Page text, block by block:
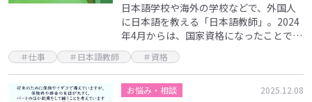
日本語学校や海外の学校などで、外国人
に日本語を教える「日本語教師」。2024
年4月からは、国家資格になったことでも
知られています。特に国内では、年齢に
関わらず需要があると言われる日本語教
師ですが、現役…
＃仕事 ＃日本語教師 ＃資格
お悩み・相談 2025.12.08